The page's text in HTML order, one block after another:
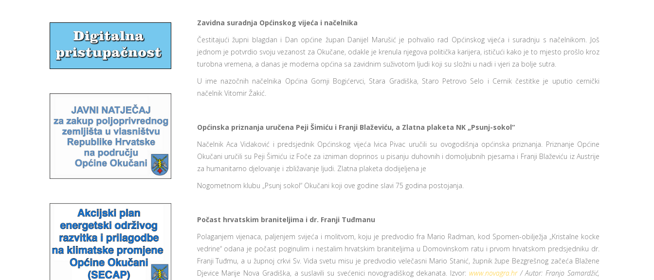
Zavidna suradnja Općinskog vijeća i načelnika
Čestitajući župni blagdan i Dan općine župan Danijel Marušić je pohvalio rad Općinskog vijeća i suradnju s načelnikom. Još
jednom je potvrdio svoju vezanost za Okučane, odakle je krenula njegova politička karijera, ističući kako je to mjesto prošlo kroz
turobna vremena, a danas je moderna općina sa zavidnim suživotom ljudi koji su složni u nadi i vjeri za bolje sutra.
U ime nazočnih načelnika Općina Gornji Bogićervci, Stara Gradiška, Staro Petrovo Selo i Cernik čestitke je uputio cernički
načelnik Vitomir Žakić.
Općinska priznanja uručena Peji Šimiću i Franji Blaževiću, a Zlatna plaketa NK „Psunj-sokol“
Načelnik Aca Vidaković i predsjednik Općinskog vijeća Ivica Pivac uručili su ovogodišnja općinska priznanja. Priznanje Općine
Okučani uručili su Peji Šimiću iz Foče za izniman doprinos u pisanju duhovnih i domoljubnih pjesama i Franji Blaževiću iz Austrije
za humanitarno djelovanje i zbližavanje ljudi. Zlatna plaketa dodijeljena je
Nogometnom klubu „Psunj sokol“ Okučani koji ove godine slavi 75 godina postojanja.
Počast hrvatskim braniteljima i dr. Franji Tuđmanu
Polaganjem vijenaca, paljenjem svijeća i molitvom, koju je predvodio fra Mario Radman, kod Spomen-obilježja „Kristalne kocke
vedrine“ odana je počast poginulim i nestalim hrvatskim braniteljima u Domovinskom ratu i prvom hrvatskom predsjedniku dr.
Franji Tuđmu, a u župnoj crkvi Sv. Vida svetu misu je predvodio velečasni Mario Stanić, župnik župe Bezgrešnog začeća Blažene
Djevice Marije Nova Gradiška, a suslavili su svećenici novogradiškog dekanata. Izvor: www.novagra.hr/ Autor: Franjo Samardžić,